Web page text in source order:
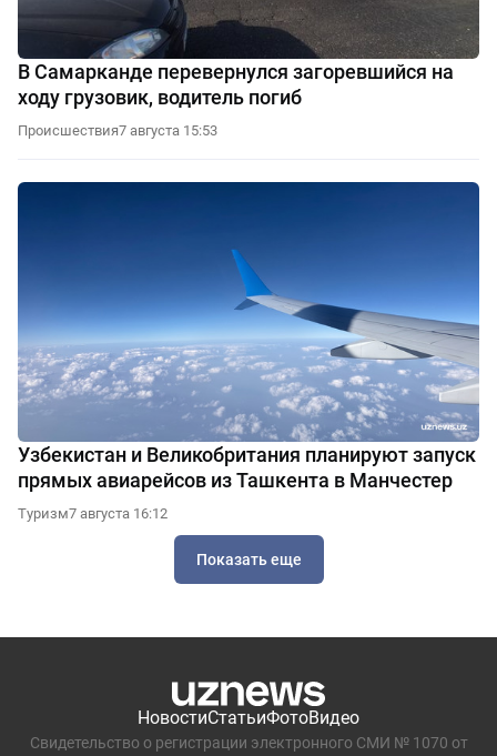
В Самарканде перевернулся загоревшийся на
ходу грузовик, водитель погиб
Происшествия7 августа 15:53
Узбекистан и Великобритания планируют запуск
прямых авиарейсов из Ташкента в Манчестер
Туризм7 августа 16:12
Показать еще
НовостиСтатьиФотоВидео
Свидетельство о регистрации электронного СМИ № 1070 от